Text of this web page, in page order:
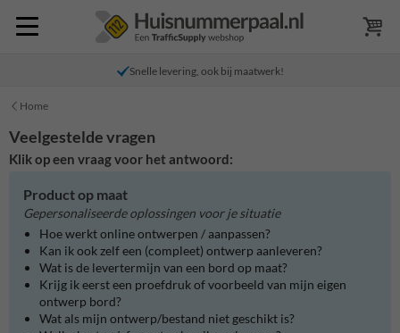
Snelle levering, ook bij maatwerk!
Home
Veelgestelde vragen
Klik op een vraag voor het antwoord:
Product op maat
Gepersonaliseerde oplossingen voor je situatie
Hoe werkt online ontwerpen / aanpassen?
Kan ik ook zelf een (compleet) ontwerp aanleveren?
Wat is de levertermijn van een bord op maat?
Krijg ik eerst een proefdruk of voorbeeld van mijn eigen
ontwerp bord?
Wat als mijn ontwerp/bestand niet geschikt is?